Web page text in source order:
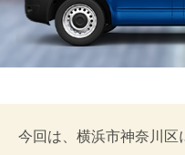
今回は、横浜市神奈川区